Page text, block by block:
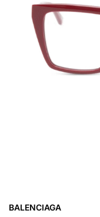
BALENCIAGA